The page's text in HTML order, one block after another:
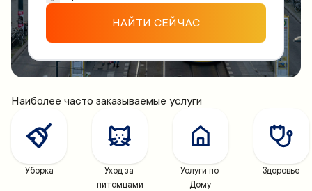
НАЙТИ СЕЙЧАС
Наиболее часто заказываемые услуги
Уборка
Уход за
питомцами
Услуги по
Дому
Здоровье